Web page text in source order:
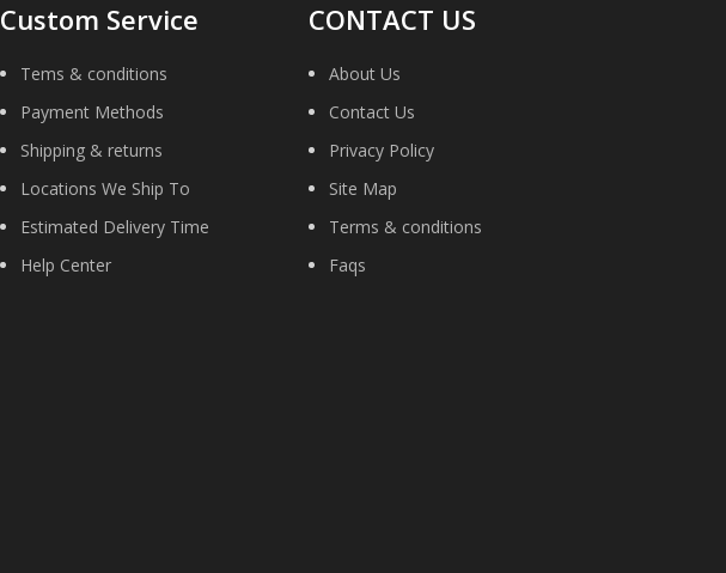
Custom Service
Tems & conditions
Payment Methods
Shipping & returns
Locations We Ship To
Estimated Delivery Time
Help Center
CONTACT US
About Us
Contact Us
Privacy Policy
Site Map
Terms & conditions
Faqs